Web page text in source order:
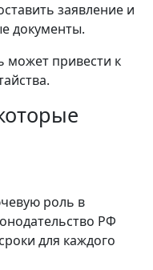
заявление и
документы.
может привести к
роль в
РФ
для каждого